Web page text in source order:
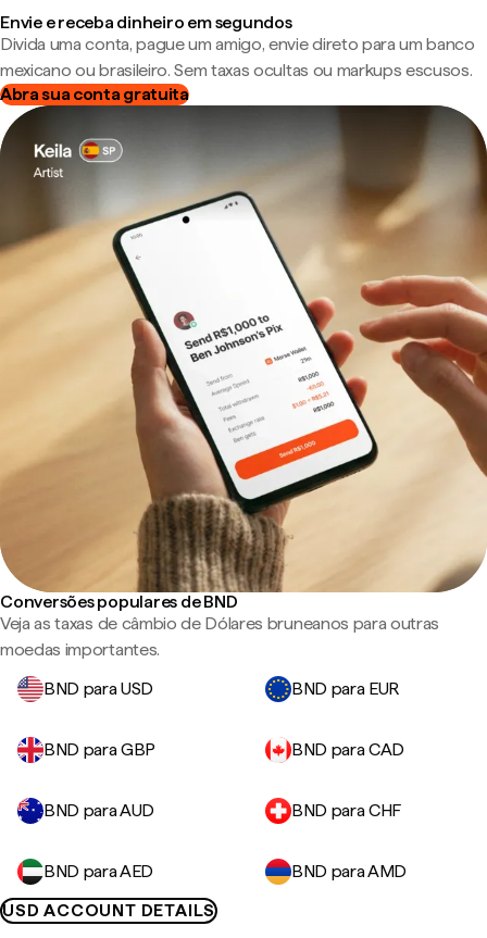
Envie e receba dinheiro em segundos
Divida uma conta, pague um amigo, envie direto para um banco
mexicano ou brasileiro. Sem taxas ocultas ou markups escusos.
Abra sua conta gratuita
Conversões populares de BND
Veja as taxas de câmbio de Dólares bruneanos para outras
moedas importantes.
BND para USD
BND para EUR
BND para GBP BND para CAD
BND para AUD BND para CHF
BND para AED
BND para AMD
USD ACCOUNT DETAILS